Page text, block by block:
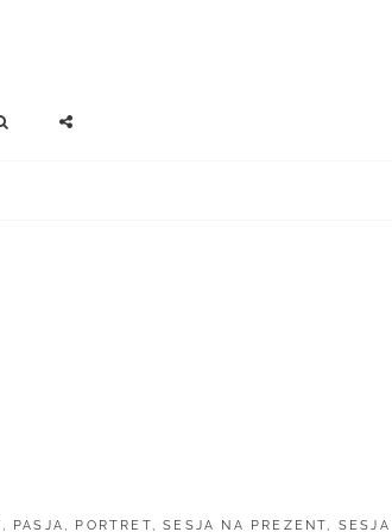
SEARCH
, PASJA , PORTRET,SESJA NA PREZENT, SESJA